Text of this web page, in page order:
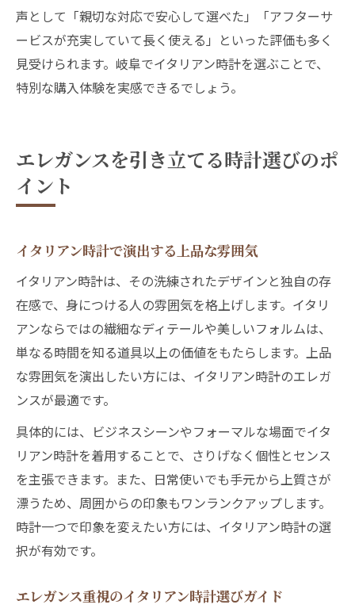
声として「親切な対応で安心して選べた」「アフターサ
ービスが充実していて長く使える」といった評価も多く
見受けられます。岐阜でイタリアン時計を選ぶことで、
特別な購入体験を実感できるでしょう。
エレガンスを引き立てる時計選びのポ
イント
イタリアン時計で演出する上品な雰囲気
イタリアン時計は、その洗練されたデザインと独自の存
在感で、身につける人の雰囲気を格上げします。イタリ
アンならではの繊細なディテールや美しいフォルムは、
単なる時間を知る道具以上の価値をもたらします。上品
な雰囲気を演出したい方には、イタリアン時計のエレガ
ンスが最適です。
具体的には、ビジネスシーンやフォーマルな場面でイタ
リアン時計を着用することで、さりげなく個性とセンス
を主張できます。また、日常使いでも手元から上質さが
漂うため、周囲からの印象もワンランクアップします。
時計一つで印象を変えたい方には、イタリアン時計の選
択が有効です。
エレガンス重視のイタリアン時計選びガイド